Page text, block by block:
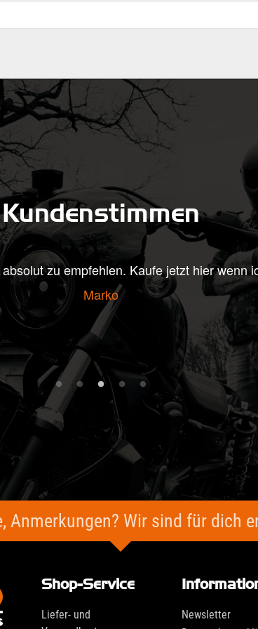
Kundenstimmen
bin beigeistert! Und schon sehr
Grüße aus dem schönen Süden
Anmerkungen? Wir sind für dich
Shop-Service
Liefer- und
Newsletter